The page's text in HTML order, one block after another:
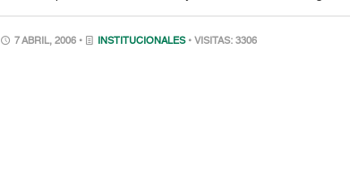
7 ABRIL, 2006 • INSTITUCIONALES • VISITAS: 3306